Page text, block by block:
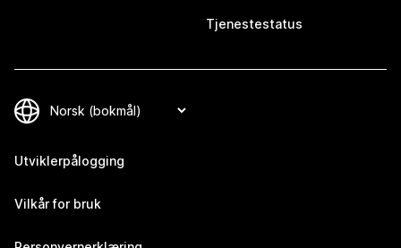
Tjenestestatus
Utviklerpålogging
Vilkår for bruk